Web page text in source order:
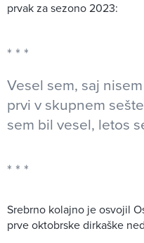
prvak za sezono 2023:
Vesel sem, saj
prvi v skupnem
sem bil vesel, letos
Srebrno kolajno je osvojil
prve oktobrske dirkaške